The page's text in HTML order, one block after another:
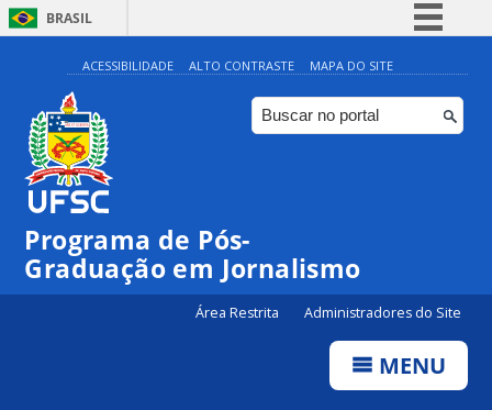
BRASIL
Simplifique!
Comunica BR
Participe
ACESSIBILIDADE ALTO CONTRASTE MAPA DO SITE
Programa de Pós-
Graduação em Jornalismo
Área Restrita Administradores do Site
MENU